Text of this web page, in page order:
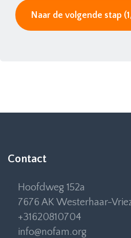
Naar de volgende stap
Contact
Hoofdweg 152a
7676 AK Westerhaar-
+31620810704
info@nofam.org